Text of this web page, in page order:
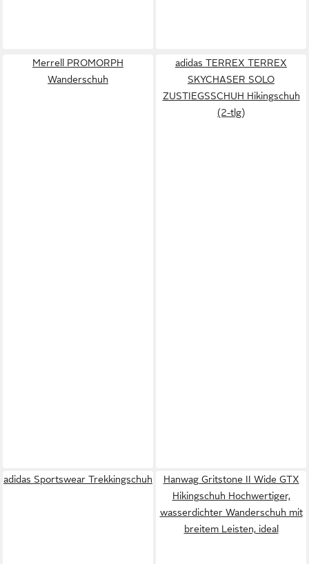
Merrell PROMORPH
Wanderschuh
adidas TERREX TERREX
SKYCHASER SOLO
ZUSTIEGSSCHUH Hikingschuh
(2-tlg)
adidas Sportswear Trekkingschuh
Hanwag Gritstone II Wide GTX
Hikingschuh Hochwertiger,
wasserdichter Wanderschuh mit
breitem Leisten, ideal